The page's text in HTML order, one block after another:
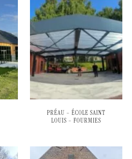
PRÉAU – ÉCOLE SAINT
LOUIS – FOURMIES